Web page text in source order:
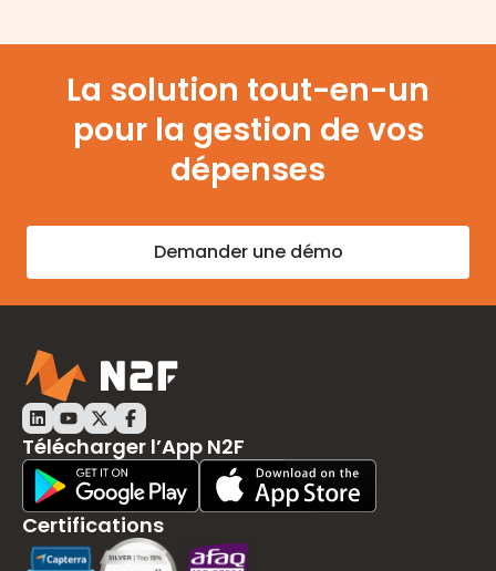
La solution tout-en-un
pour la gestion de vos
dépenses
Demander une démo
LinkedIn N2F
Youtube N2F
Twitter N2F
Facebook N2F
Télécharger l’App N2F
Play Store DownloadApp Store Download
Certifications